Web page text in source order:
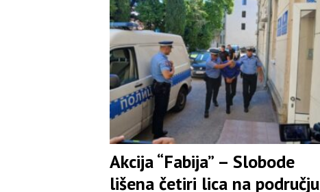
Akcija “Fabija” – Slobode
lišena četiri lica na području